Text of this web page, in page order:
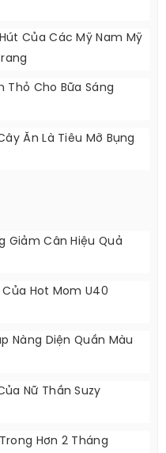
Của Các Mỹ Nam Mỹ
Thỏ Cho Bữa Sáng
Ăn Là Tiêu Mỡ Bụng
Giảm Cân Hiệu Quả
Hot Mom U40
Nàng Diện Quần Màu
Nữ Thần Suzy
Hơn 2 Tháng